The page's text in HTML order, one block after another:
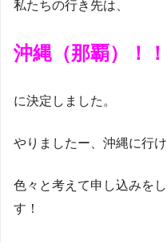
私たちの行き先は、
沖縄（那覇）！！
に決定しました。
やりましたー、沖縄に行
色々と考えて申し込みを
す！